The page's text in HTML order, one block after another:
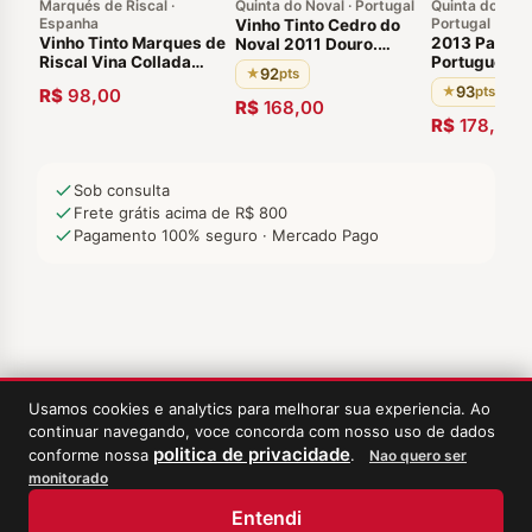
Marqués de Riscal ·
Espanha
Vinho Tinto Marques de
Riscal Vina Collada
Espanhol La Rioja
R$ 98,00
Quinta do Noval · Portugal
Vinho Tinto Cedro do
Noval 2011 Douro.
Português do Douro.
Envelhecido em
barricas de carvalho
francês 92 pontos de
★92pts
R$ 168,00
Quinta do
Portugal
2013
Português
★93
R$ 178,00
Sob consulta
Frete grátis acima de R$ 800
Pagamento 100% seguro · Mercado Pago
Usamos cookies e analytics para melhorar sua experiencia. Ao
continuar navegando, voce concorda com nosso uso de dados
conforme nossa politica de privacidade.
Nao quero ser
monitorado
Entendi
‹ Meus Vinhos